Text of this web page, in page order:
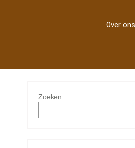
Over ons
Zoeken